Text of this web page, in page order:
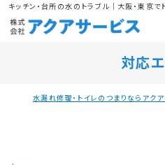
対応
水漏れ修理・トイレのつまりならアク